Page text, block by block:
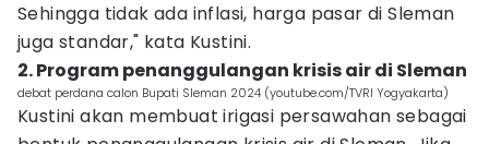
Sehingga tidak ada inflasi, harga pasar di Sleman
juga standar," kata Kustini.
2. Program penanggulangan krisis air di Sleman
debat perdana calon Bupati Sleman 2024 (youtube.com/TVRI Yogyakarta)
Kustini akan membuat irigasi persawahan sebagai